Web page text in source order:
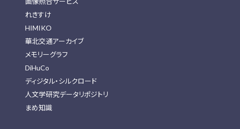
れきすけ
HIMIKO
華北交通アーカイブ
メモリーグラフ
DiHuCo
ディジタル・シルクロード
人文学研究データリポジトリ
まめ知識